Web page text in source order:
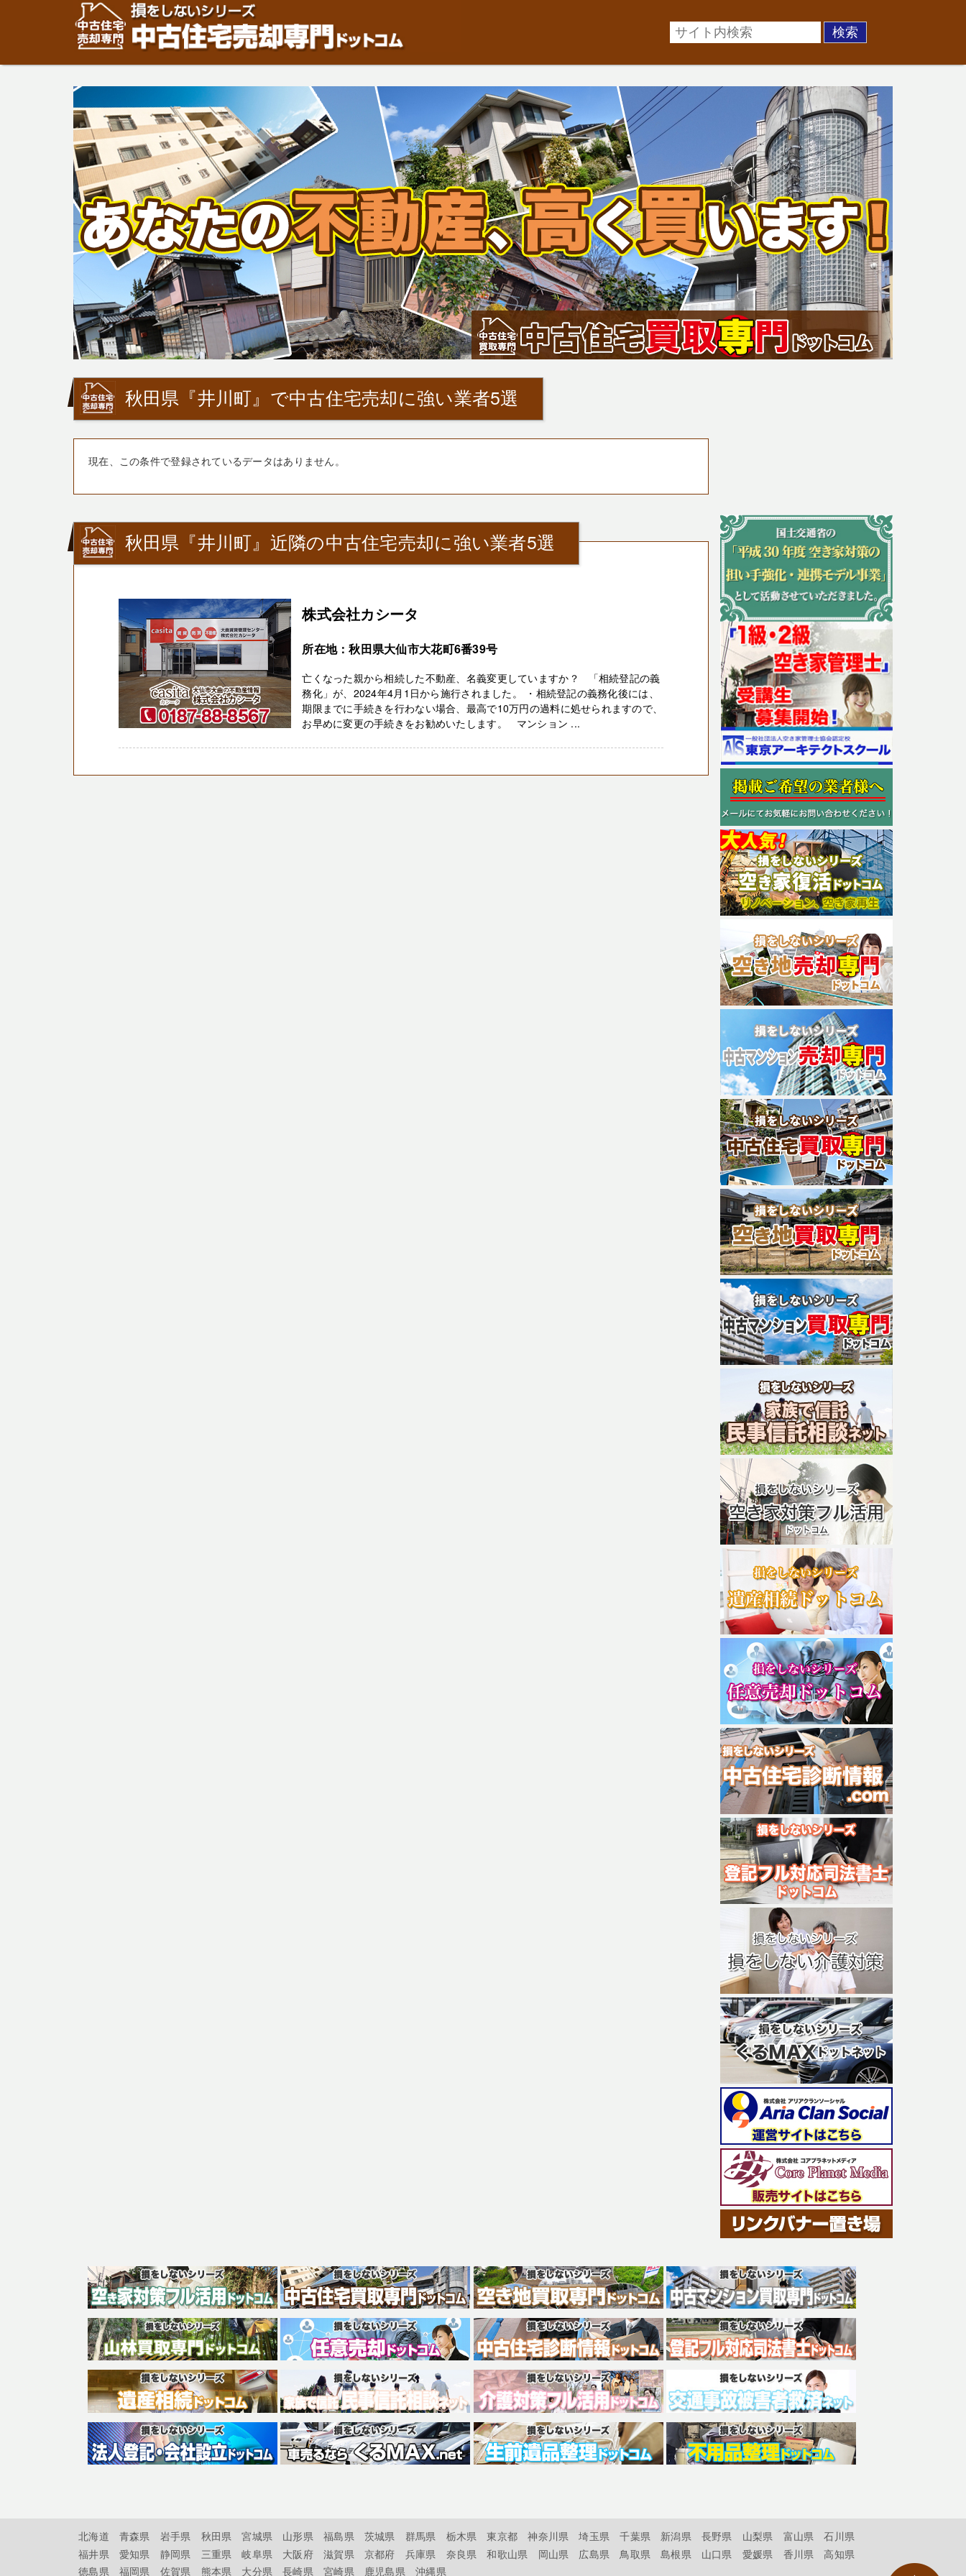
住宅・建物の「売却」は「個人」の方々が、「買取」は不動産や開発等の「業者」が物件を買います。一般的に「売却」は時間はかかるが相場に準じた売却金額、「買取」は短期ではあるが相場より
安めの売却金額と言われています。住宅・建物の売却をご検討中の方はお気軽にご相談ください。中古住宅、相続不動産など、不動産売却のお悩みを全国の専門家が解決致します！
秋田県『井川町』で中古住宅売却に強い業者5選
現在、この条件で登録されているデータはありません。
秋田県『井川町』近隣の中古住宅売却に強い業者5選
株式会社カシータ
所在地：秋田県大仙市大花町6番39号
亡くなった親から相続した不動産、名義変更していますか？ 「相続登記の義
務化」が、2024年4月1日から施行されました。 ・相続登記の義務化後には、
期限までに手続きを行わない場合、最高で10万円の過料に処せられますので、
お早めに変更の手続きをお勧めいたします。 マンション ...
北海道 青森県 岩手県 秋田県 宮城県 山形県 福島県 茨城県 群馬県 栃木県 東京都 神奈川県 埼玉県 千葉県 新潟県 長野県 山梨県 富山県
石川県
福井県
愛知県 静岡県 三重県 岐阜県 大阪府 滋賀県 京都府 兵庫県 奈良県 和歌山県 岡山県 広島県 鳥取県 島根県 山口県 愛媛県 香川県
高知県
徳島県
福岡県 佐賀県 熊本県 大分県 長崎県 宮崎県 鹿児島県 沖縄県